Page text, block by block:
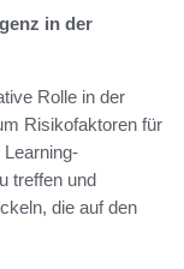
in der
Rolle in der
Risikofaktoren für
treffen und
die auf den